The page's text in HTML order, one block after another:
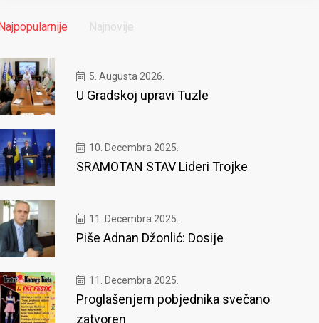
Najnovije
5. Augusta 2026.
U Gradskoj upravi Tuzle
10. Decembra 2025.
SRAMOTAN STAV Lideri Trojke
11. Decembra 2025.
Piše Adnan Džonlić: Dosije
11. Decembra 2025.
Proglašenjem pobjednika svečano
zatvoren